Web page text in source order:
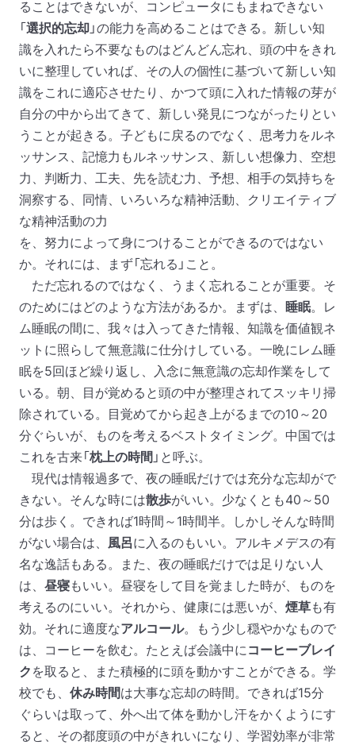
ることはできないが、コンピュータにもまねできない
「選択的忘却」の能力を高めることはできる。新しい知
識を入れたら不要なものはどんどん忘れ、頭の中をきれ
いに整理していれば、その人の個性に基づいて新しい知
識をこれに適応させたり、かつて頭に入れた情報の芽が
自分の中から出てきて、新しい発見につながったりとい
うことが起きる。子どもに戻るのでなく、思考力をルネ
ッサンス、記憶力もルネッサンス、新しい想像力、空想
力、判断力、工夫、先を読む力、予想、相手の気持ちを
洞察する、同情、いろいろな精神活動、クリエイティブ
な精神活動の力
を、努力によって身につけることができるのではない
か。それには、まず「忘れる」こと。
ただ忘れるのではなく、うまく忘れることが重要。そ
のためにはどのような方法があるか。まずは、 睡眠。レ
ム睡眠の間に、我々は入ってきた情報、知識を価値観ネ
ットに照らして無意識に仕分けしている。一晩にレム睡
眠を5回ほど繰り返し、入念に無意識の忘却作業をして
いる。朝、目が覚めると頭の中が整理されてスッキリ掃
除されている。目覚めてから起き上がるまでの10～20
分ぐらいが、ものを考えるベストタイミング。中国では
これを古来「枕上の時間」と呼ぶ。
現代は情報過多で、夜の睡眠だけでは充分な忘却がで
きない。そんな時には散歩がいい。少なくとも40～50
分は歩く。できれば1時間～1時間半。しかしそんな時間
がない場合は、 風呂に入るのもいい。アルキメデスの有
名な逸話もある。また、夜の睡眠だけでは足りない人
は、 昼寝もいい。昼寝をして目を覚ました時が、ものを
考えるのにいい。それから、健康には悪いが、 煙草も有
効。それに適度なアルコール。もう少し穏やかなもので
は、コーヒーを飲む。たとえば会議中にコーヒーブレイ
クを取ると、また積極的に頭を動かすことができる。学
校でも、 休み時間は大事な忘却の時間。できれば15分
ぐらいは取って、外へ出て体を動かし汗をかくようにす
ると、その都度頭の中がきれいになり、学習効率が非常